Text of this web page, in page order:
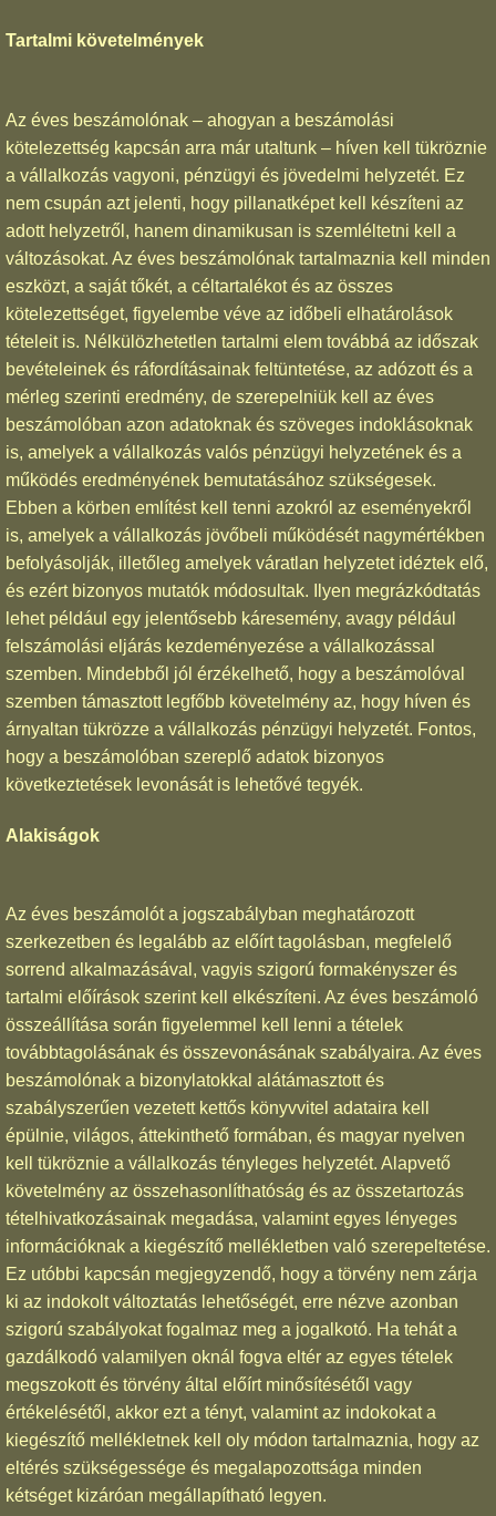
Tartalmi követelmények
Az éves beszámolónak – ahogyan a beszámolási
kötelezettség kapcsán arra már utaltunk – híven kell tükröznie
a vállalkozás vagyoni, pénzügyi és jövedelmi helyzetét. Ez
nem csupán azt jelenti, hogy pillanatképet kell készíteni az
adott helyzetről, hanem dinamikusan is szemléltetni kell a
változásokat. Az éves beszámolónak tartalmaznia kell minden
eszközt, a saját tőkét, a céltartalékot és az összes
kötelezettséget, figyelembe véve az időbeli elhatárolások
tételeit is. Nélkülözhetetlen tartalmi elem továbbá az időszak
bevételeinek és ráfordításainak feltüntetése, az adózott és a
mérleg szerinti eredmény, de szerepelniük kell az éves
beszámolóban azon adatoknak és szöveges indoklásoknak
is, amelyek a vállalkozás valós pénzügyi helyzetének és a
működés eredményének bemutatásához szükségesek.
Ebben a körben említést kell tenni azokról az eseményekről
is, amelyek a vállalkozás jövőbeli működését nagymértékben
befolyásolják, illetőleg amelyek váratlan helyzetet idéztek elő,
és ezért bizonyos mutatók módosultak. Ilyen megrázkódtatás
lehet például egy jelentősebb káresemény, avagy például
felszámolási eljárás kezdeményezése a vállalkozással
szemben. Mindebből jól érzékelhető, hogy a beszámolóval
szemben támasztott legfőbb követelmény az, hogy híven és
árnyaltan tükrözze a vállalkozás pénzügyi helyzetét. Fontos,
hogy a beszámolóban szereplő adatok bizonyos
következtetések levonását is lehetővé tegyék.
Alakiságok
Az éves beszámolót a jogszabályban meghatározott
szerkezetben és legalább az előírt tagolásban, megfelelő
sorrend alkalmazásával, vagyis szigorú formakényszer és
tartalmi előírások szerint kell elkészíteni. Az éves beszámoló
összeállítása során figyelemmel kell lenni a tételek
továbbtagolásának és összevonásának szabályaira. Az éves
beszámolónak a bizonylatokkal alátámasztott és
szabályszerűen vezetett kettős könyvvitel adataira kell
épülnie, világos, áttekinthető formában, és magyar nyelven
kell tükröznie a vállalkozás tényleges helyzetét. Alapvető
követelmény az összehasonlíthatóság és az összetartozás
tételhivatkozásainak megadása, valamint egyes lényeges
információknak a kiegészítő mellékletben való szerepeltetése.
Ez utóbbi kapcsán megjegyzendő, hogy a törvény nem zárja
ki az indokolt változtatás lehetőségét, erre nézve azonban
szigorú szabályokat fogalmaz meg a jogalkotó. Ha tehát a
gazdálkodó valamilyen oknál fogva eltér az egyes tételek
megszokott és törvény által előírt minősítésétől vagy
értékelésétől, akkor ezt a tényt, valamint az indokokat a
kiegészítő mellékletnek kell oly módon tartalmaznia, hogy az
eltérés szükségessége és megalapozottsága minden
kétséget kizáróan megállapítható legyen.